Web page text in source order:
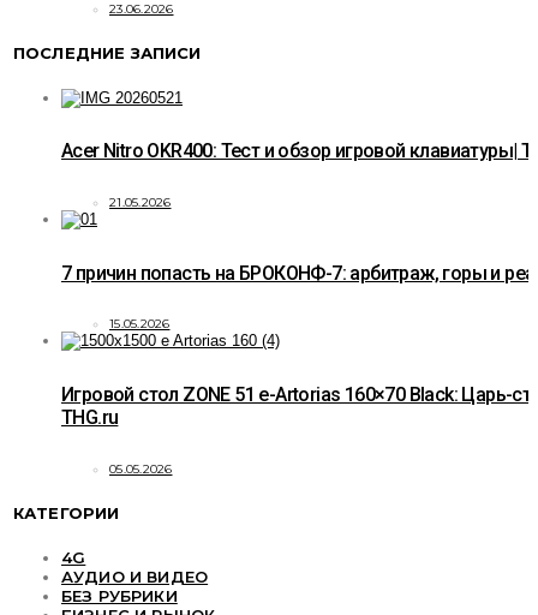
23.06.2026
ПОСЛЕДНИЕ ЗАПИСИ
Acer Nitro OKR400: Тест и обзор игровой клавиатуры|
21.05.2026
7 причин попасть на БРОКОНФ-7: арбитраж, горы и
15.05.2026
Игровой стол ZONE 51 e-Artorias 160×70 Black: Царь-
THG.ru
05.05.2026
КАТЕГОРИИ
4G
АУДИО И ВИДЕО
БЕЗ РУБРИКИ